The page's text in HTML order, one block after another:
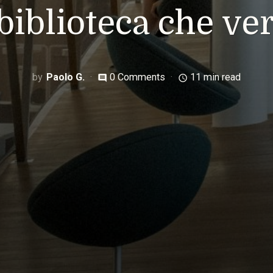
che
Paolo G. comment 0 Comments access_time 11 min read